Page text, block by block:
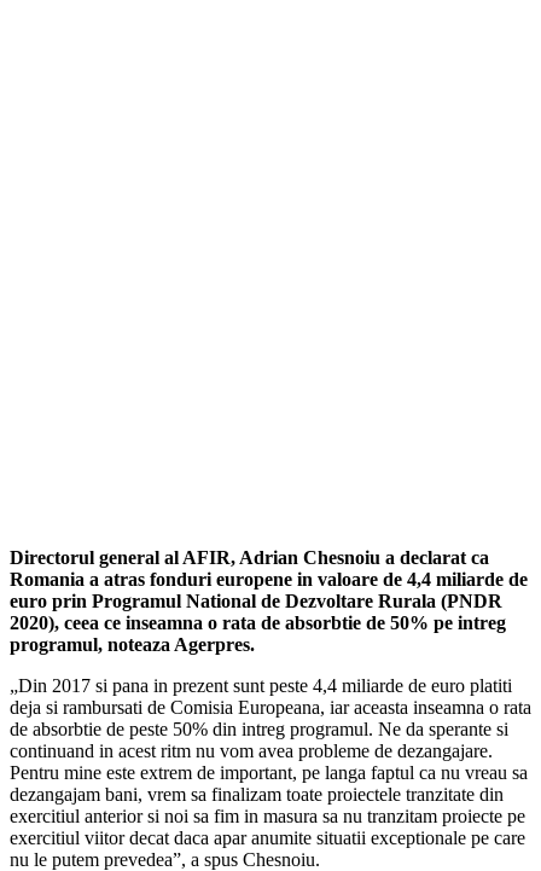
Directorul general al AFIR, Adrian Chesnoiu a declarat ca
Romania a atras fonduri europene in valoare de 4,4 miliarde de
euro prin Programul National de Dezvoltare Rurala (PNDR
2020), ceea ce inseamna o rata de absorbtie de 50% pe intreg
programul, noteaza Agerpres.
„Din 2017 si pana in prezent sunt peste 4,4 miliarde de euro platiti
deja si rambursati de Comisia Europeana, iar aceasta inseamna o rata
de absorbtie de peste 50% din intreg programul. Ne da sperante si
continuand in acest ritm nu vom avea probleme de dezangajare.
Pentru mine este extrem de important, pe langa faptul ca nu vreau sa
dezangajam bani, vrem sa finalizam toate proiectele tranzitate din
exercitiul anterior si noi sa fim in masura sa nu tranzitam proiecte pe
exercitiul viitor decat daca apar anumite situatii exceptionale pe care
nu le putem prevedea”, a spus Chesnoiu.